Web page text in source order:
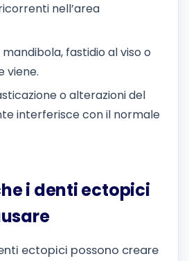
nell’area
mandibola, fastidio al viso o
viene.
o alterazioni del
interferisce con il normale
i denti ectopici
ectopici possono creare